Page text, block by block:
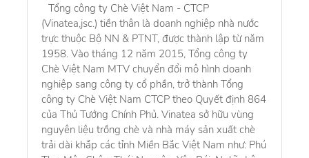
Tổng công ty Chè Việt Nam - CTCP
(Vinatea,jsc.) tiền thân là doanh nghiệp nhà nước
trực thuộc Bộ NN & PTNT, được thành lập từ năm
1958. Vào tháng 12 năm 2015, Tổng công ty
Chè Việt Nam MTV chuyển đổi mô hình doanh
nghiệp sang công ty cổ phần, trở thành Tổng
công ty Chè Việt Nam CTCP theo Quyết định 864
của Thủ Tướng Chính Phủ. Vinatea sở hữu vùng
nguyên liệu trồng chè và nhà máy sản xuất chè
trải dài khắp các tỉnh Miền Bắc Việt Nam như: Phú